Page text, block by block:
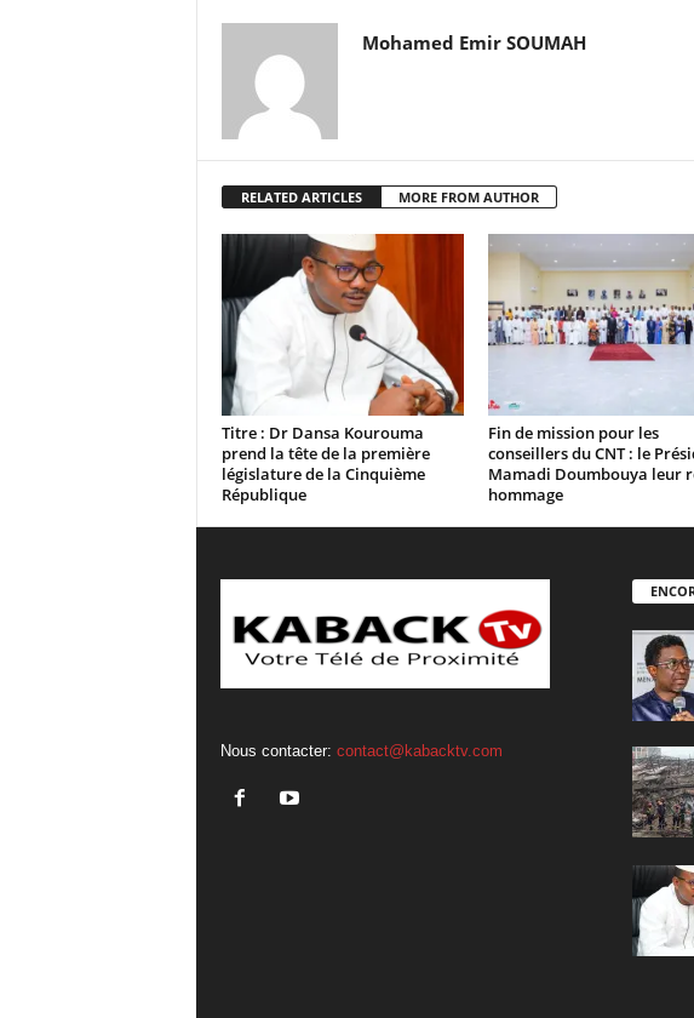
Mohamed Emir SOUMAH
RELATED ARTICLES MORE FROM AUTHOR
Titre : Dr Dansa Kourouma
prend la tête de la première
législature de la Cinquième
République
Fin de mission pour les
conseillers du CNT : le
Mamadi Doumbouya leur
hommage
Nous contacter: contact@kabacktv.com